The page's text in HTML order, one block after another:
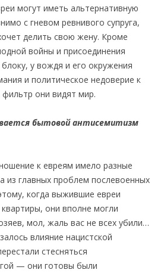
могут иметь альтернативную
с гневом ревнивого супруга,
делить свою жену. Кроме
войны и присоединения
у вождя и его окружения
и политическое недоверие к
они видят мир.
бытовой антисемитизм
к евреям имело разные
из главных проблем послевоенных
когда выжившие евреи
они вполне могли
мол, жаль вас не всех убили…
влияние нацистской
стесняться
— они готовы были